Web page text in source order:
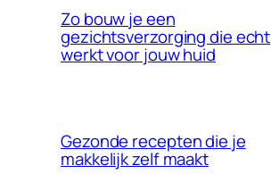
Zo bouw je een
gezichtsverzorging die echt
werkt voor jouw huid
Gezonde recepten die je
makkelijk zelf maakt